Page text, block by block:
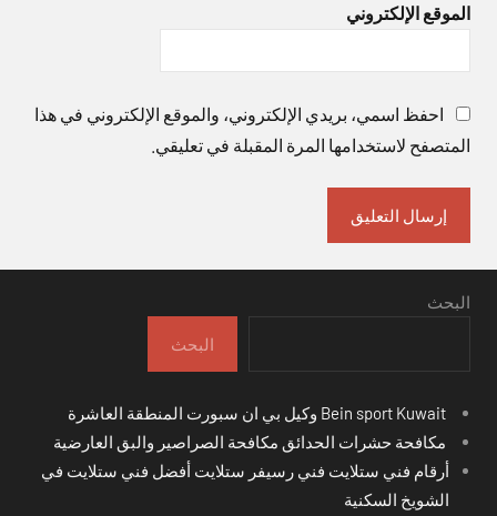
الموقع الإلكتروني
احفظ اسمي، بريدي الإلكتروني، والموقع الإلكتروني في هذا
المتصفح لاستخدامها المرة المقبلة في تعليقي.
البحث
البحث
مكافحة حشرات الحدائق مكافحة الصراصير والبق العارضية
أرقام فني ستلايت فني رسيفر ستلايت أفضل فني ستلايت في
الشويخ السكنية